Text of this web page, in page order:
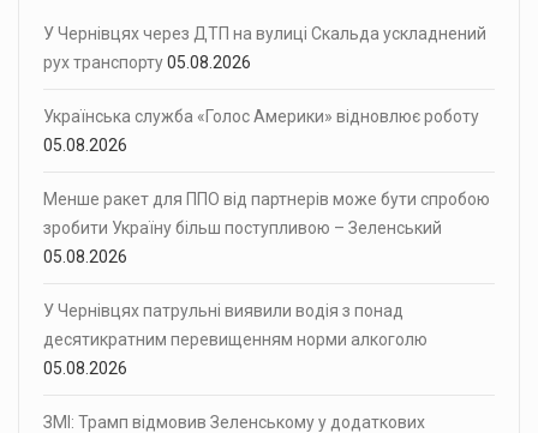
У Чернівцях через ДТП на вулиці Скальда ускладнений
рух транспорту05.08.2026
Українська служба «Голос Америки» відновлює роботу
05.08.2026
Менше ракет для ППО від партнерів може бути спробою
зробити Україну більш поступливою – Зеленський
05.08.2026
У Чернівцях патрульні виявили водія з понад
десятикратним перевищенням норми алкоголю
05.08.2026
ЗМІ: Трамп відмовив Зеленському у додаткових